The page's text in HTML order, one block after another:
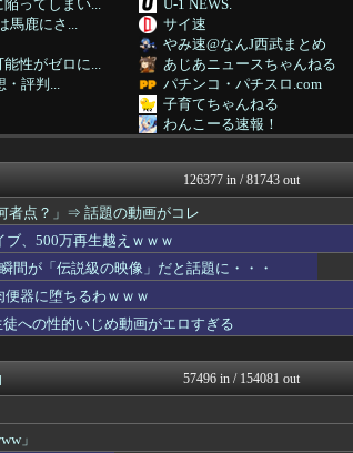
ってしまい...
U-1 NEWS.
馬鹿にさ...
サイ速
やみ速@なんJ西武まとめ
性がゼロに...
あじあニュースちゃんねる
・評判...
パチンコ・パチスロ.com
子育てちゃんねる
わんこーる速報！
大艦巨砲主義！
ｗｗｗｗ...
女子アナお宝画像速報－5c...
ｗｗｗｗ...
不思議.net - 5ch...
アニチャット
ツバメ速報＠ヤクルトスワロ...
がこちら…」...
海外トークログ
カンダタ速報
資格ちゃんねる
素が目白押...
ニュー速VIPブログ(`･...
まにゅそく 2chまとめニ...
最強ジャンプ放送局
素はある
スピーチ...
痛いニュース(ﾉ∀`)
126377 in / 81743 out
者点？」⇒ 話題の動画がコレ
、500万再生越えｗｗｗ
間が「伝説級の映像」だと話題に・・・
便器に堕ちるわｗｗｗ
への性的いじめ動画がエロすぎる
57496 in / 154081 out
」